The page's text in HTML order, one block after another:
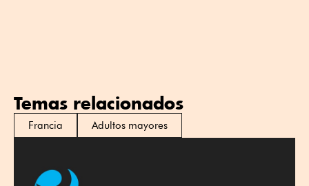
Temas relacionados
Francia Adultos mayores